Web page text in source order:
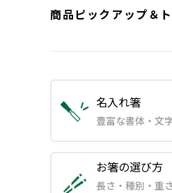
商品ピックアップ＆
名入れ箸
豊富な書体・文
お箸の選び方
長さ・種別・重